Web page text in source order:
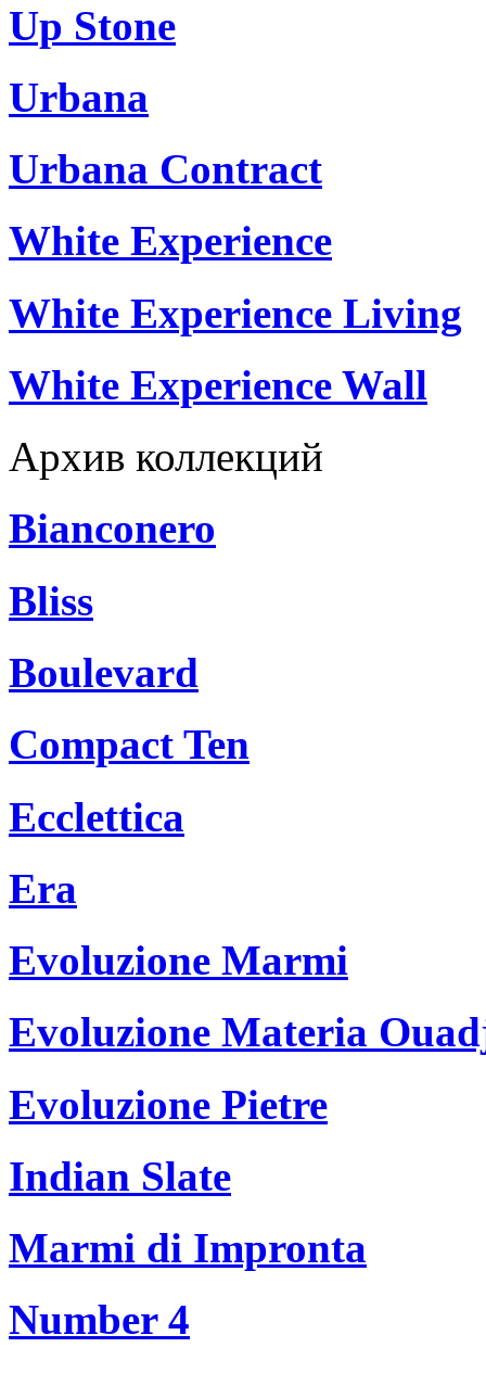
Up Stone
Urbana
Urbana Contract
White Experience
White Experience Living
White Experience Wall
Архив коллекций
Bianconero
Bliss
Boulevard
Compact Ten
Ecclettica
Era
Evoluzione Marmi
Evoluzione Materia
Evoluzione Pietre
Indian Slate
Marmi di Impronta
Number 4